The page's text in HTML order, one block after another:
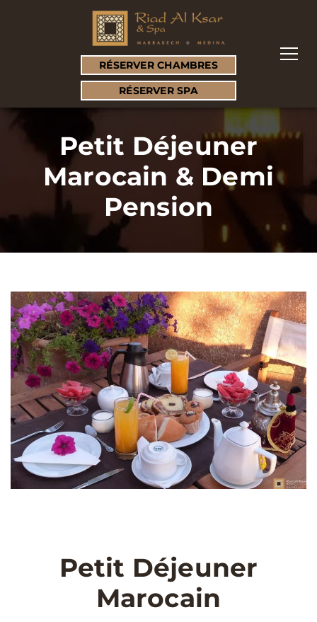
RÉSERVER CHAMBRES
RÉSERVER SPA
Petit Déjeuner
Marocain & Demi
Pension
Petit Déjeuner
Marocain